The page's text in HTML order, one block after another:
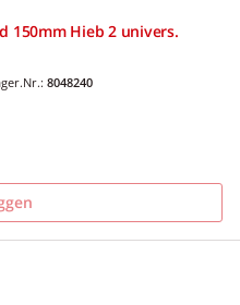
150mm Hieb 2 univers.
8048240